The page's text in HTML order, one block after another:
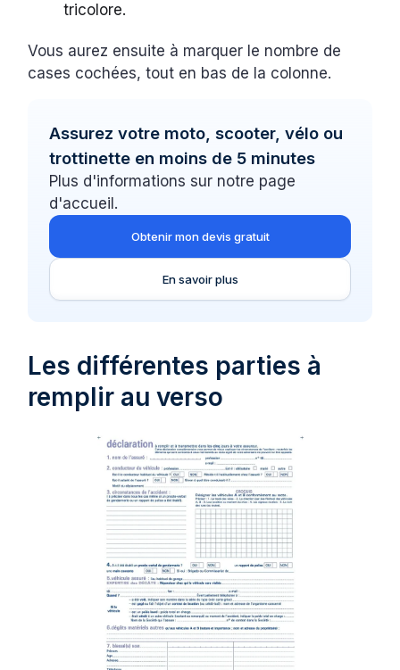
tricolore.
Vous aurez ensuite à marquer le nombre de
cases cochées, tout en bas de la colonne.
Assurez votre moto, scooter, vélo ou
trottinette en moins de 5 minutes
Plus d'informations sur notre page
d'accueil.
Obtenir mon devis gratuit
En savoir plus
Les différentes parties à
remplir au verso